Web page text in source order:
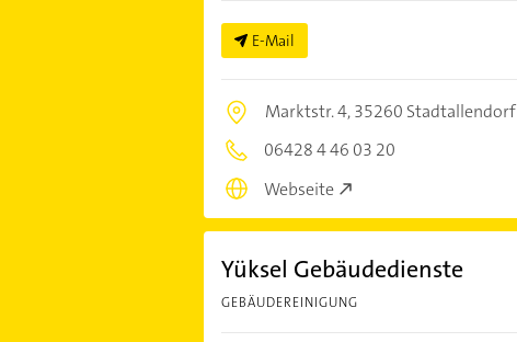
E-Mail
Marktstr. 4,35260 Stadtallendorf
06428 4 46 03 20
Webseite
Yüksel Gebäudedienste
GEBÄUDEREINIGUNG